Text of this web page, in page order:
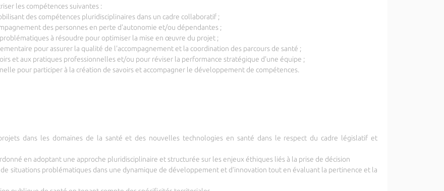
les compétences suivantes :
des compétences pluridisciplinaires dans un cadre collaboratif ;
des personnes en perte d'autonomie et/ou dépendantes ;
à résoudre pour optimiser la mise en œuvre du projet ;
pour assurer la qualité de l'accompagnement et la coordination des parcours de santé ;
et aux pratiques professionnelles et/ou pour réviser la performance stratégique d'une équipe ;
pour participer à la création de savoirs et accompagner le développement de compétences.
dans les domaines de la santé et des nouvelles technologies en santé dans le respect du cadre législatif et
en adoptant une approche pluridisciplinaire et structurée sur les enjeux éthiques liés à la prise de décision
situations problématiques dans une dynamique de développement et d’innovation tout en évaluant la pertinence et la